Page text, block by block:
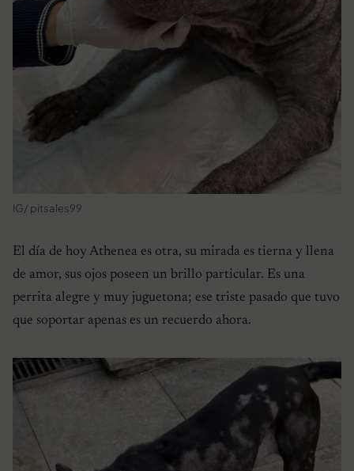
IG/ pitsales99
El día de hoy Athenea es otra, su mirada es tierna y llena
de amor, sus ojos poseen un brillo particular. Es una
perrita alegre y muy juguetona; ese triste pasado que tuvo
que soportar apenas es un recuerdo ahora.